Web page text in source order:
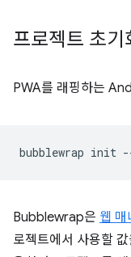
프로젝트 초기
PWA를 래핑하는
bubblewrap init
Bubblewrap은 웹 매
로젝트에서 사용할